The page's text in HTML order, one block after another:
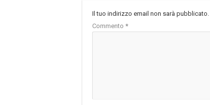
Il tuo indirizzo email non sarà pubblicato.
Commento *